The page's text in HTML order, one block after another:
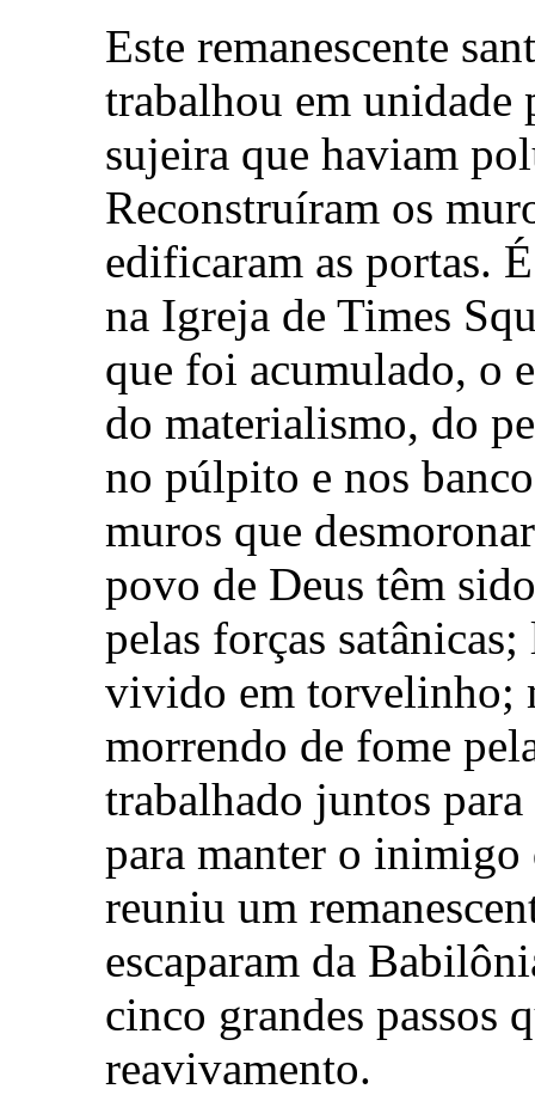
Este remanescente
trabalhou em unidade
sujeira que haviam
Reconstruíram os
edificaram as portas.
na Igreja de Times
que foi acumulado, o
do materialismo, do
no púlpito e nos
muros que
povo de Deus têm
pelas forças
vivido em torvelinho;
morrendo de fome
trabalhado juntos
para manter o
reuniu um
escaparam da
cinco grandes passos
reavivamento.